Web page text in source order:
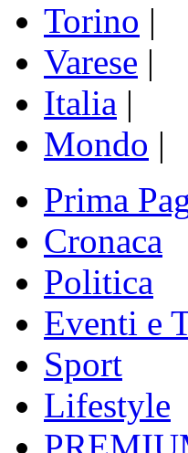
Torino |
Varese |
Italia |
Mondo |
Prima
Cronaca
Politica
Eventi e
Sport
Lifestyle